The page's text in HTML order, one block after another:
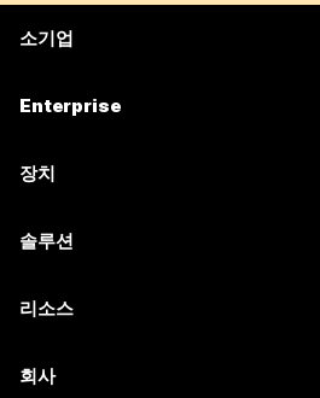
소기업
Enterprise
장치
솔루션
리소스
회사